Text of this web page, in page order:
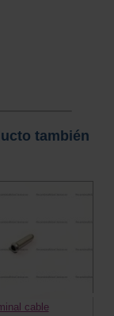
también
cable